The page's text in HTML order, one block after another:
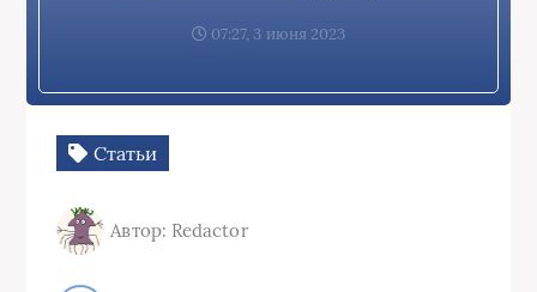
07:27, 3 июня 2023
Статьи
Автор: Redactor